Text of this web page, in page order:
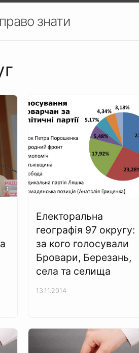
знати
Електоральна
географія 97 округу:
за кого голосували
Бровари, Березань,
села та селища
13.11.2014